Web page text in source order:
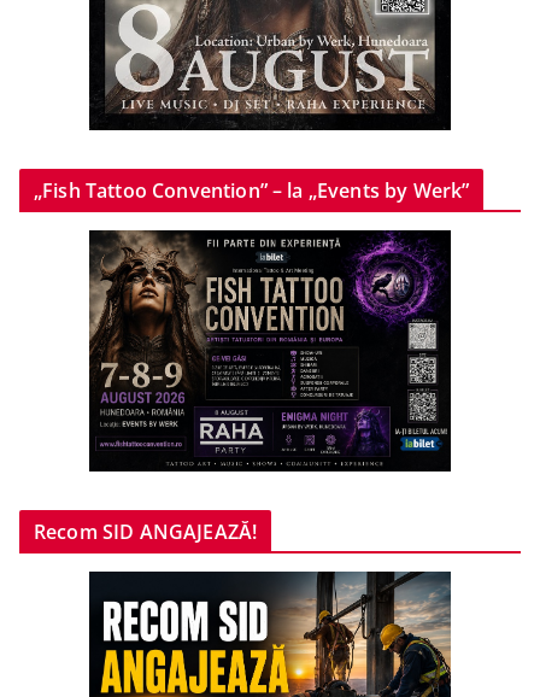
„Fish Tattoo Convention” – la „Events by Werk”
Recom SID ANGAJEAZĂ!